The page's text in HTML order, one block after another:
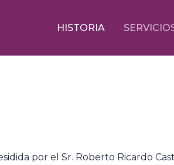
HISTORIA
por el Sr. Roberto Ricardo